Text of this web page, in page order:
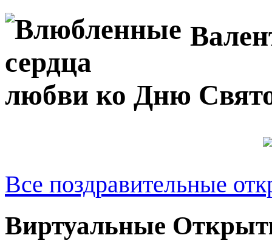
любви ко Дню
Все поздравительные
Виртуальные